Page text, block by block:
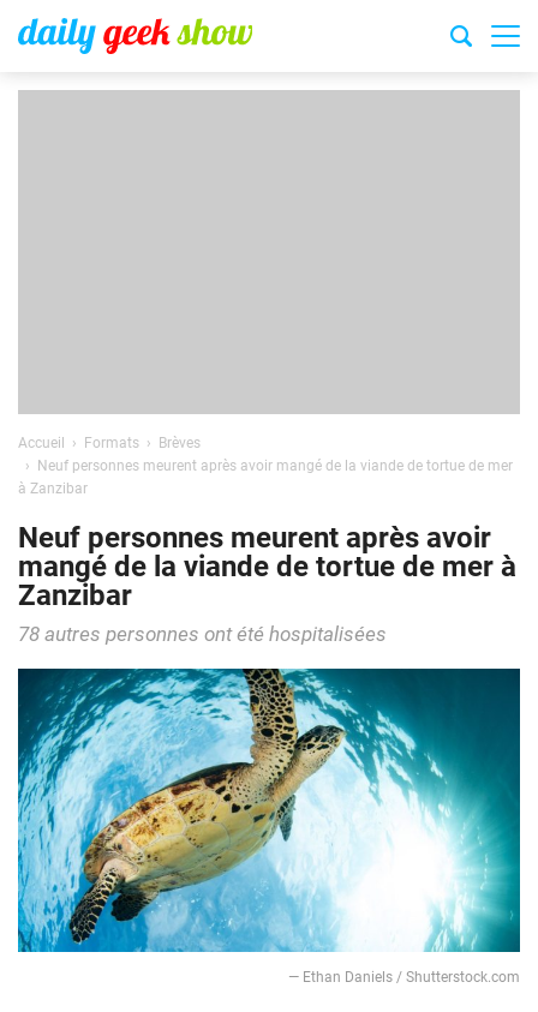
Accueil Formats
Brèves
Neuf personnes meurent après avoir mangé de la viande de tortue de mer
à Zanzibar
Neuf personnes meurent après avoir
mangé de la viande de tortue de mer à
Zanzibar
78 autres personnes ont été hospitalisées
— Ethan Daniels / Shutterstock.com